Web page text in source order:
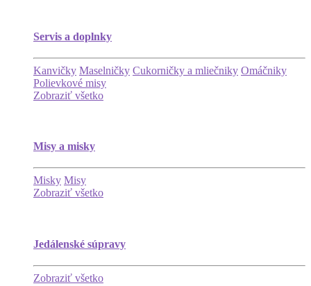
Servis a doplnky
Kanvičky Maselničky Cukorničky a mliečniky Omáčniky
Polievkové misy
Zobraziť všetko
Misy a misky
Misky Misy
Zobraziť všetko
Jedálenské súpravy
Zobraziť všetko